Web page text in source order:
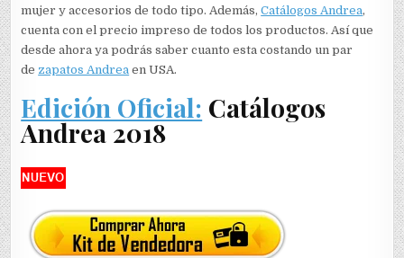
mujer y accesorios de todo tipo. Además,Catálogos Andrea,
cuenta con el precio impreso de todos los productos. Así que
desde ahora ya podrás saber cuanto esta costando un par
de zapatos Andrea en USA.
Edición Oficial: Catálogos
Andrea 2018